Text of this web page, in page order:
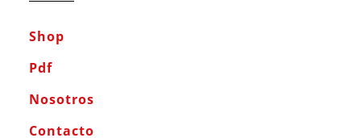
Shop
Pdf
Nosotros
Contacto